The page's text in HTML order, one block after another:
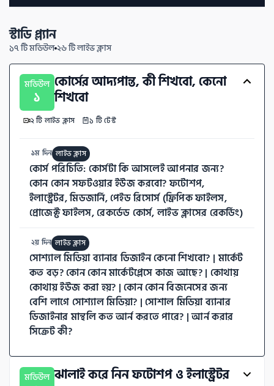
স্টাডি প্ল্যান
১৭ টিমডিউল২৬ টিলাইভ ক্লাস
মডিউল
১
কোর্সের আদ্যপান্ত, কী শিখবো, কেনো
শিখবো
২ টি লাইভ ক্লাস ১ টি টেস্ট
১ম দিন লাইভ ক্লাস
কোর্স পরিচিতি: কোর্সটা কি আসলেই আপনার জন্য?
কোন কোন সফটওয়ার ইউজ করবো? ফটোশপ,
ইলাস্ট্রেটর, মিডজার্নি, পেইড রিসোর্স (ফ্রিপিক ফাইলস,
প্রোজেক্ট ফাইলস, রেকর্ডেড কোর্স, লাইভ ক্লাসের রেকর্ডিং)
২য় দিন লাইভ ক্লাস
সোশ্যাল মিডিয়া ব্যানার ডিজাইন কেনো শিখবো? | মার্কেট
কত বড়? কোন কোন মার্কেটপ্লেসে কাজ আছে? | কোথায়
কোথায় ইউজ করা হয়? | কোন কোন বিজনেসের জন্য
বেশি লাগে সোশ্যাল মিডিয়া? | সোশাল মিডিয়া ব্যানার
ডিজাইনার মান্থলি কত আর্ন করতে পারে? | আর্ন করার
সিক্রেট কী?
মডিউল ঝালাই করে নিন ফটোশপ ও ইলাস্ট্রেটর